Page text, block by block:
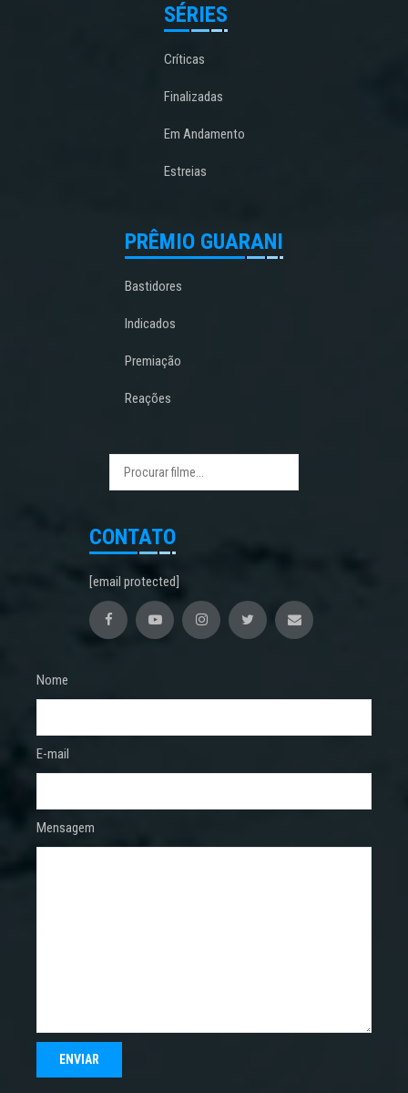
SÉRIES
Críticas
Finalizadas
Em Andamento
Estreias
PRÊMIO GUARANI
Bastidores
Indicados
Premiação
Reações
CONTATO
[email protected]
Nome
E-mail
Mensagem